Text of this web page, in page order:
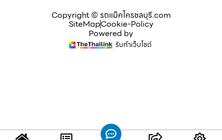
Copyright © รถแม็คโครชลบุรี.com
SiteMapCookie-Policy
Powered by
รับทำเว็บไซต์